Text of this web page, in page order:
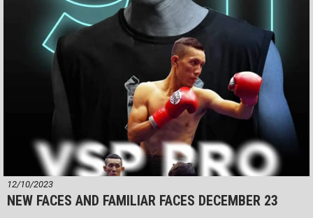
VSP PRO 11 - Professional Boxing event
Saturday night December 23rd Starts 5.30pm
VSP Gym 5th Floor 147 Đ. Nguyễn Du, Phường Bến Thành, Quận 1,
Thành phố Hồ Chí Minh
#vspgym #vietnamboxingorganization #vspboxing #Webthethao
#vsppro #quickom #boxingvietnam #VSPPromotions #vbo
12/10/2023
NEW FACES AND FAMILIAR FACES DECEMBER 23